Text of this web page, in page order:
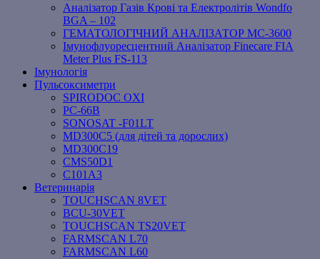
Аналізатор Газів Крові та Електролітів Wondfo
BGA – 102
ГЕМАТОЛОГІЧНИЙ АНАЛІЗАТОР MC-3600
Імунофлуоресцентний Аналізатор Finecare FIA
Meter Plus FS-113
Імунологія
Пульсоксиметри
SPIRODOC OXI
PC-66B
SONOSAT -F01LT
MD300C5 (для дітей та дорослих)
MD300C19
СMS50D1
С101A3
Ветеринарія
TOUCHSCAN 8VET
BCU-30VET
TOUCHSCAN TS20VET
FARMSCAN L70
FARMSCAN L60